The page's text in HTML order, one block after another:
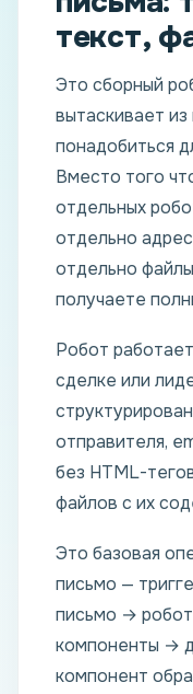
текст,
Это сборный
вытаскивает
понадобиться
Вместо того
отдельных
отдельно
отдельно
получаете
Робот
сделке или
отправителя,
без HTML-
файлов с их
Это базовая
письмо —
письмо →
компоненты →
компонент